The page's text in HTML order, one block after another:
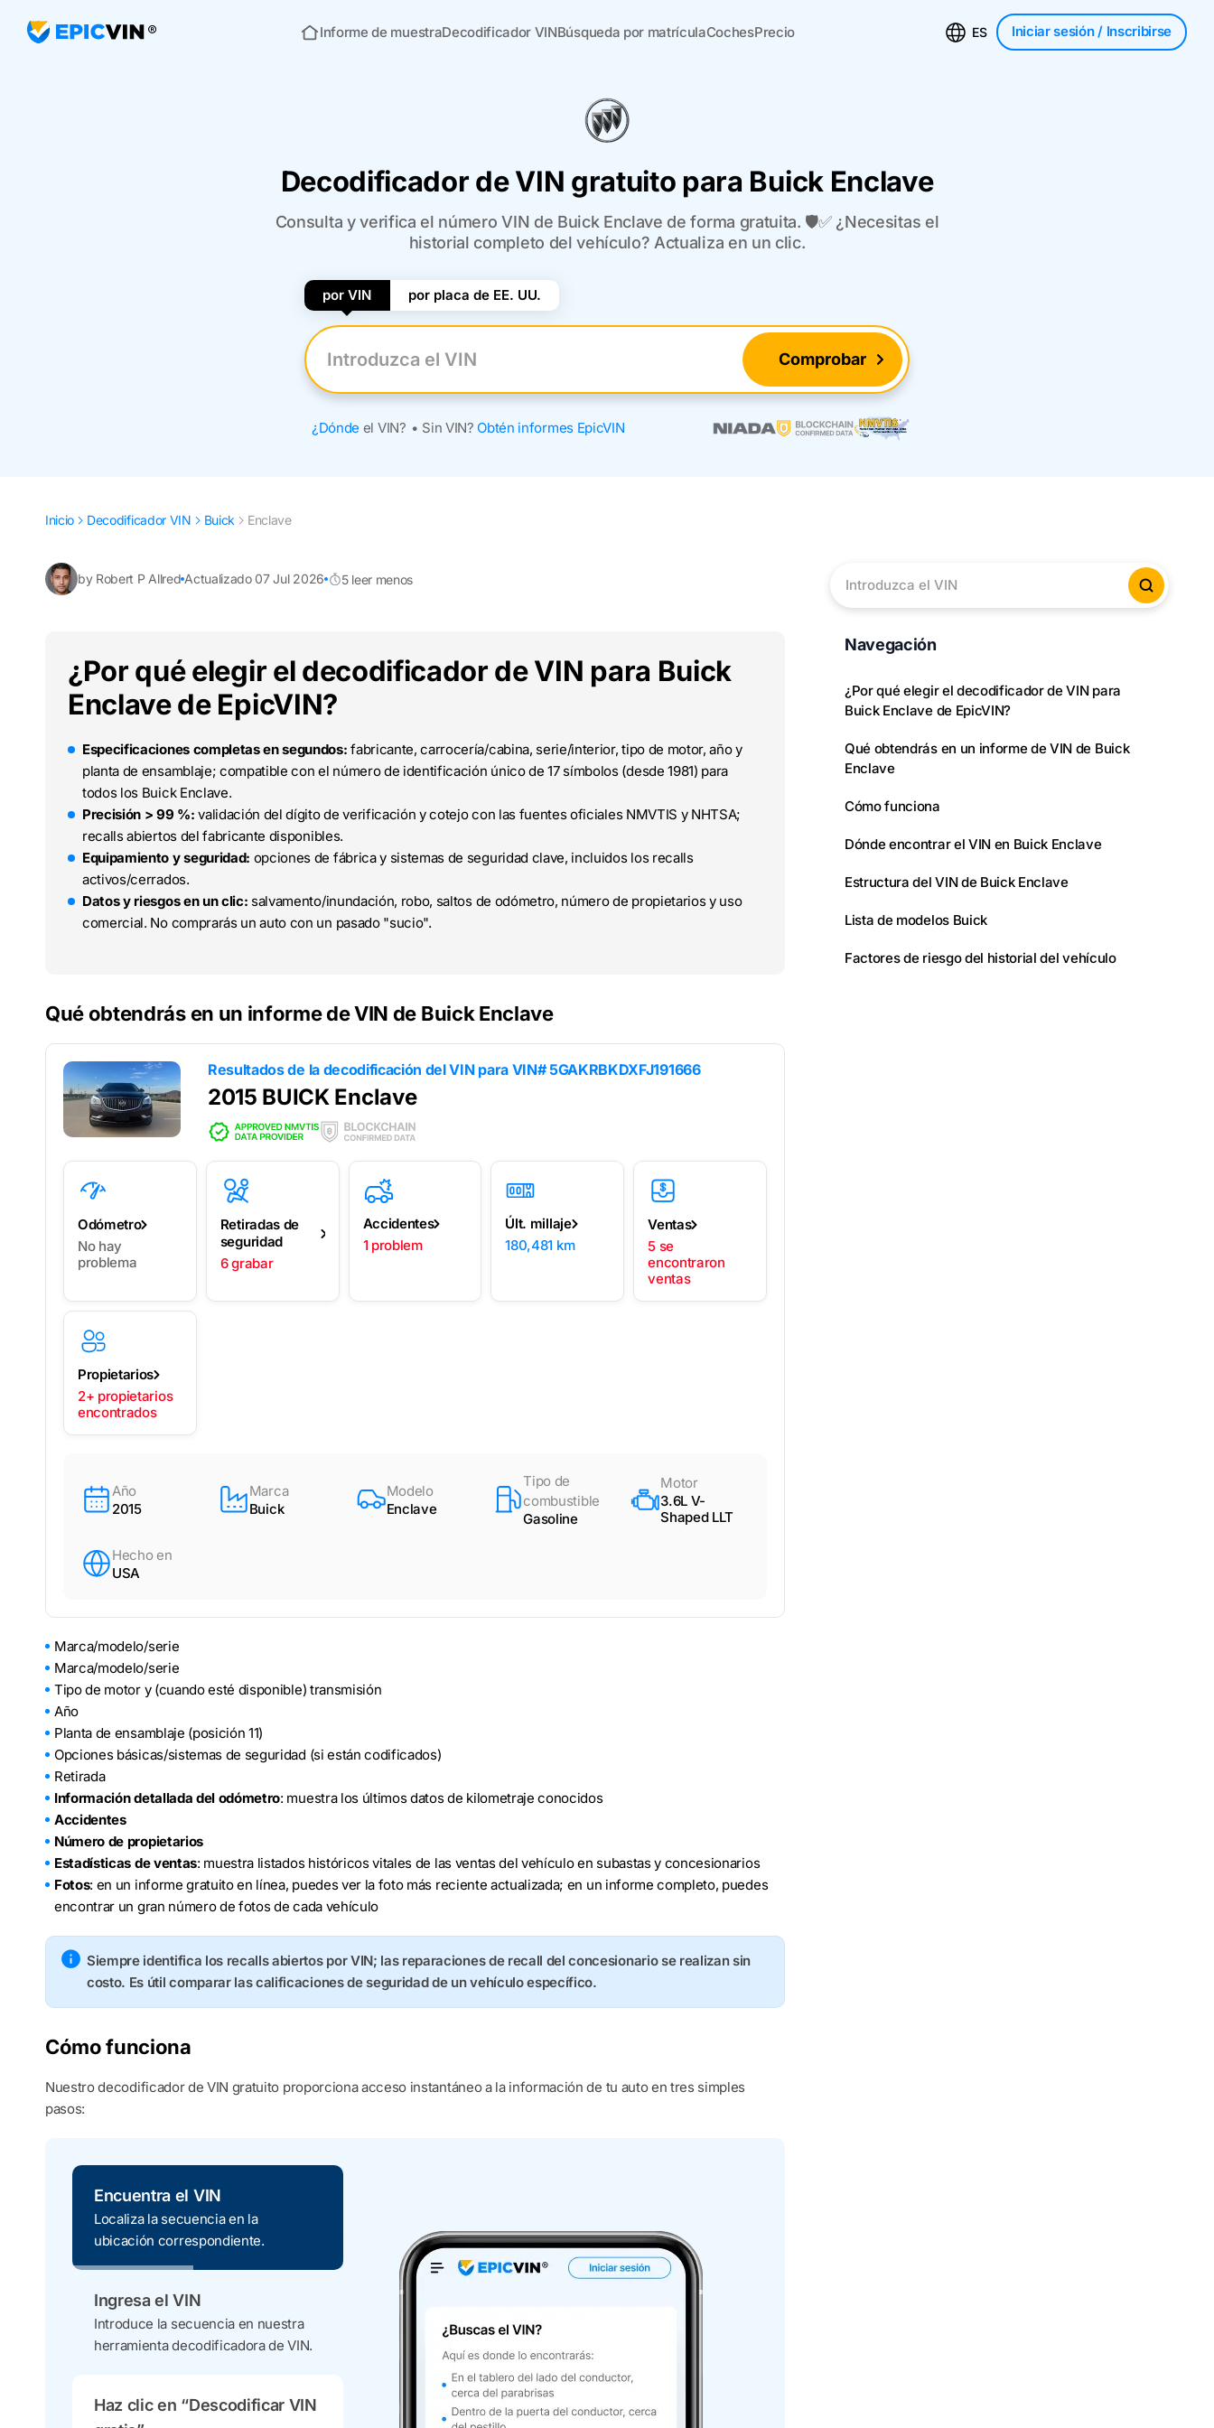
InicioInforme de muestraDecodificador VINBúsqueda por matrículaCochesPrecio ES Iniciar sesión/ Inscribirse
Decodificador de VIN gratuito para Buick Enclave
Consulta y verifica el número VIN de Buick Enclave de forma gratuita. 🛡️✅ ¿Necesitas el
historial completo del vehículo? Actualiza en un clic.
por VIN por placa de EE. UU.
Introduzca el VIN Comprobar
¿Dónde el VIN? • Sin VIN? Obtén informes EpicVIN
Inicio Decodificador VIN Buick Enclave
by Robert P Allred Actualizado 07 Jul 2026 5 leer menos
¿Por qué elegir el decodificador de VIN para Buick
Enclave de EpicVIN?
Especificaciones completas en segundos: fabricante, carrocería/cabina, serie/interior, tipo de motor, año y
planta de ensamblaje; compatible con el número de identificación único de 17 símbolos (desde 1981) para
todos los Buick Enclave.
Precisión > 99 %: validación del dígito de verificación y cotejo con las fuentes oficiales NMVTIS y NHTSA;
recalls abiertos del fabricante disponibles.
Equipamiento y seguridad: opciones de fábrica y sistemas de seguridad clave, incluidos los recalls
activos/cerrados.
Datos y riesgos en un clic: salvamento/inundación, robo, saltos de odómetro, número de propietarios y uso
comercial. No comprarás un auto con un pasado "sucio".
Qué obtendrás en un informe de VIN de Buick Enclave
Resultados de la decodificación del VIN paraVIN# 5GAKRBKDXFJ191666
2015 BUICK Enclave
Odómetro
No hay
problema
Retiradas de
seguridad
6 grabar
Accidentes
1 problem
Últ. millaje
180,481 km
Ventas
5 se
encontraron
ventas
Propietarios
2+ propietarios
encontrados
Año
2015
Marca
Buick
Modelo
Enclave
Tipo de
combustible
Gasoline
Motor
3.6L V-
Shaped LLT
Hecho en
USA
Marca/modelo/serie
Marca/modelo/serie
Tipo de motor y (cuando esté disponible) transmisión
Año
Planta de ensamblaje (posición 11)
Opciones básicas/sistemas de seguridad (si están codificados)
Retirada
Información detallada del odómetro: muestra los últimos datos de kilometraje conocidos
Accidentes
Número de propietarios
Estadísticas de ventas: muestra listados históricos vitales de las ventas del vehículo en subastas y concesionarios
Fotos: en un informe gratuito en línea, puedes ver la foto más reciente actualizada; en un informe completo, puedes
encontrar un gran número de fotos de cada vehículo
Siempre identifica los recalls abiertos por VIN; las reparaciones de recall del concesionario se realizan sin
costo. Es útil comparar las calificaciones de seguridad de un vehículo específico.
Cómo funciona
Nuestro decodificador de VIN gratuito proporciona acceso instantáneo a la información de tu auto en tres simples
pasos:
Encuentra el VIN
Localiza la secuencia en la
ubicación correspondiente.
Ingresa el VIN
Introduce la secuencia en nuestra
herramienta decodificadora de VIN.
Haz clic en “Descodificar VIN
Introduzca el VIN Verificar
Navegación
¿Por qué elegir el decodificador de VIN para
Buick Enclave de EpicVIN?
Qué obtendrás en un informe de VIN de Buick
Enclave
Cómo funciona
Dónde encontrar el VIN en Buick Enclave
Estructura del VIN de Buick Enclave
Lista de modelos Buick
Factores de riesgo del historial del vehículo